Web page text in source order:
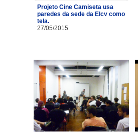
Projeto Cine Camiseta usa
paredes da sede da Elcv como
tela.
27/05/2015